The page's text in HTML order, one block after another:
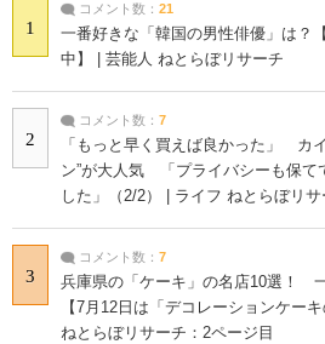
1
コメント数： 21
一番好きな「韓国の男性俳優」は？
中】 | 芸能人 ねとらぼリサーチ
2
コメント数： 7
「もっと早く買えば良かった」 カ
ン”が大人気 「プライバシーも保て
した」（2/2） | ライフ ねとらぼリサ
3
コメント数： 7
兵庫県の「ケーキ」の名店10選！
【7月12日は「デコレーションケー
ねとらぼリサーチ：2ページ目